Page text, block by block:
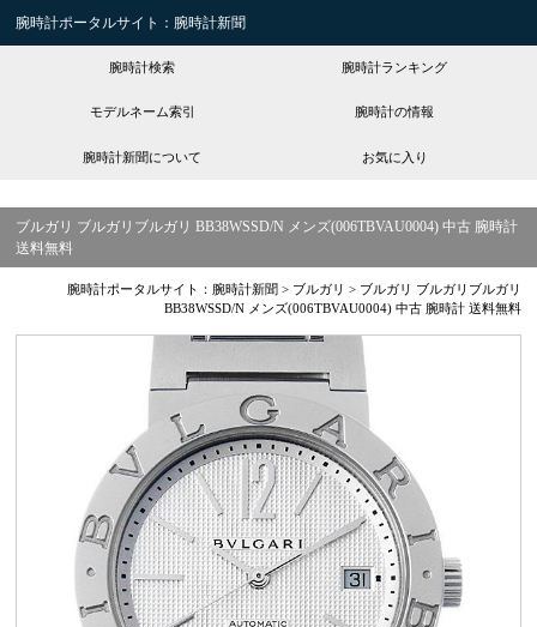
腕時計ポータルサイト：腕時計新聞
腕時計検索 腕時計ランキング
モデルネーム索引 腕時計の情報
腕時計新聞について お気に入り
ブルガリ ブルガリブルガリ BB38WSSD/N メンズ(006TBVAU0004) 中古 腕時計
送料無料
腕時計ポータルサイト：腕時計新聞 > ブルガリ > ブルガリ ブルガリブルガリ
BB38WSSD/N メンズ(006TBVAU0004) 中古 腕時計 送料無料